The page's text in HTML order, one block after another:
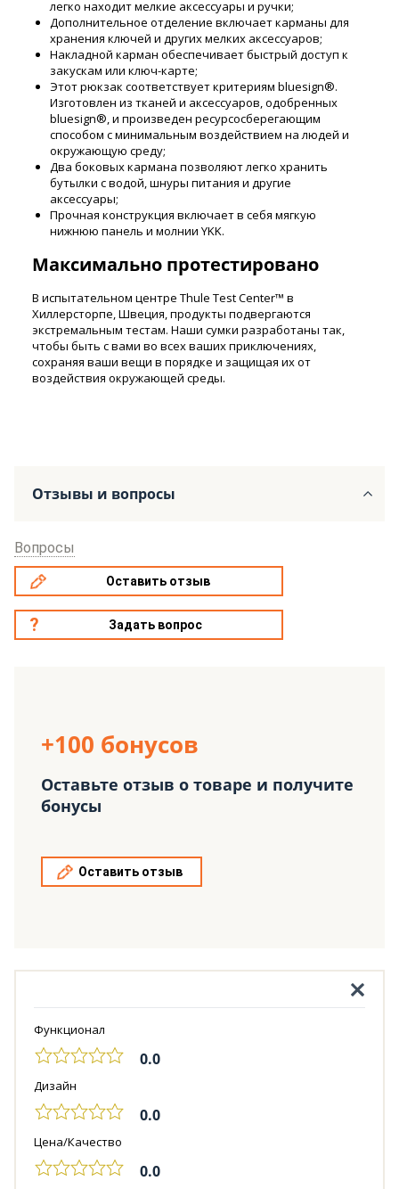
легко находит мелкие аксессуары и ручки;
Дополнительное отделение включает карманы для
хранения ключей и других мелких аксессуаров;
Накладной карман обеспечивает быстрый доступ к
закускам или ключ-карте;
Этот рюкзак соответствует критериям bluesign®.
Изготовлен из тканей и аксессуаров, одобренных
bluesign®, и произведен ресурсосберегающим
способом с минимальным воздействием на людей и
окружающую среду;
Два боковых кармана позволяют легко хранить
бутылки с водой, шнуры питания и другие
аксессуары;
Прочная конструкция включает в себя мягкую
нижнюю панель и молнии YKK.
Максимально протестировано
В испытательном центре Thule Test Center™ в
Хиллерсторпе, Швеция, продукты подвергаются
экстремальным тестам. Наши сумки разработаны так,
чтобы быть с вами во всех ваших приключениях,
сохраняя ваши вещи в порядке и защищая их от
воздействия окружающей среды.
Отзывы и вопросы
Вопросы
Оставить отзыв
Задать вопрос
+100 бонусов
Оставьте отзыв о товаре и получите
бонусы
Оставить отзыв
Функционал
0.0
Дизайн
0.0
Цена/Качество
0.0